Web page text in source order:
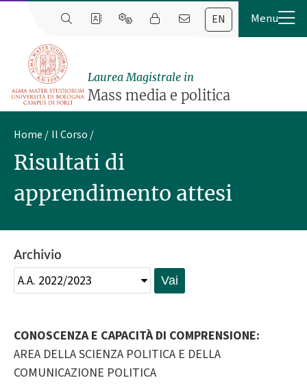
EN
Laurea Magistrale in
Mass media e politica
Home Il Corso
Risultati di
apprendimento attesi
CONOSCENZA E CAPACITÀ DI COMPRENSIONE:
AREA DELLA SCIENZA POLITICA E DELLA
COMUNICAZIONE POLITICA
Archivio
Vai